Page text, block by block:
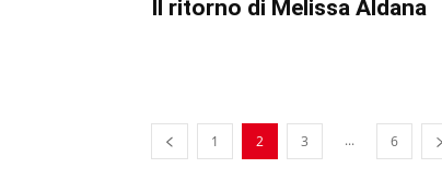
Il ritorno di Melissa Aldana
1 2 3 ... 6